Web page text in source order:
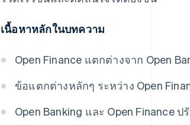
เนื้อหาหลักในบทความ
Open Finance แตกต่างจาก Open
ข้อแตกต่างหลักๆ ระหว่าง Open
Open Banking และ Open Finance